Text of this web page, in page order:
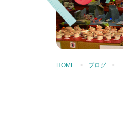
HOME ブログ